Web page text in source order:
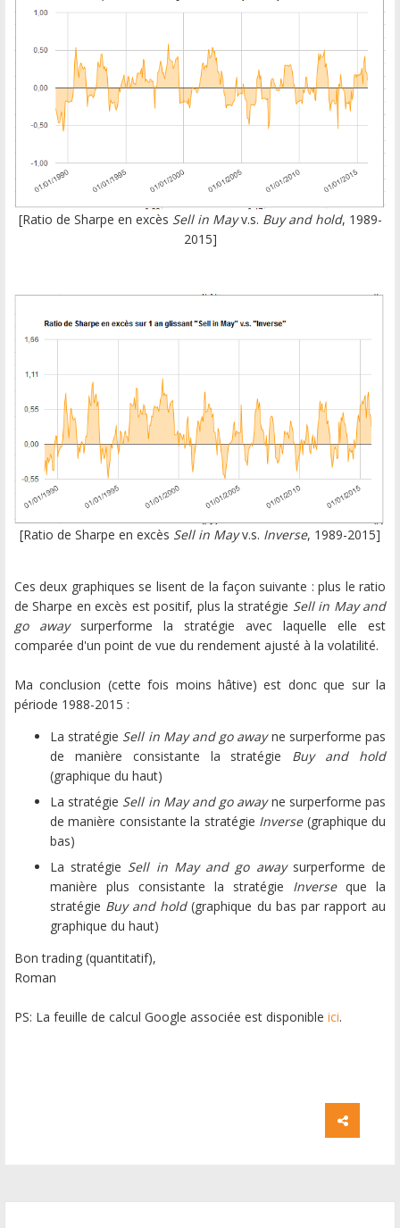
[Ratio de Sharpe en excès Sell in Mayv.s. Buy and hold, 1989-
2015]
[Ratio de Sharpe en excès Sell in Mayv.s. Inverse, 1989-2015]
Ces deux graphiques se lisent de la façon suivante : plus le ratio
de Sharpe en excès est positif, plus la stratégie Sell in May and
go awaysurperforme la stratégie avec laquelle elle est
comparée d'un point de vue du rendement ajusté à la volatilité.
Ma conclusion (cette fois moins hâtive) est donc que sur la
période 1988-2015 :
La stratégie Sell in May and go awayne surperforme pas
de manière consistante la stratégie Buy and hold
(graphique du haut)
La stratégie Sell in May and go awayne surperforme pas
de manière consistante la stratégie Inverse(graphique du
bas)
La stratégie Sell in May and go awaysurperforme de
manière plus consistante la stratégie Inverseque la
stratégie Buy and hold(graphique du bas par rapport au
graphique du haut)
Bon trading (quantitatif),
Roman
PS: La feuille de calcul Google associée est disponible ici.